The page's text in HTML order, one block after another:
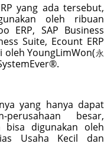
yang ada tersebut,
oleh ribuan
ERP, SAP Business
Suite, Ecount ERP
YoungLimWon(永
yang hanya dapat
perusahaan besar,
Usaha Kecil dan